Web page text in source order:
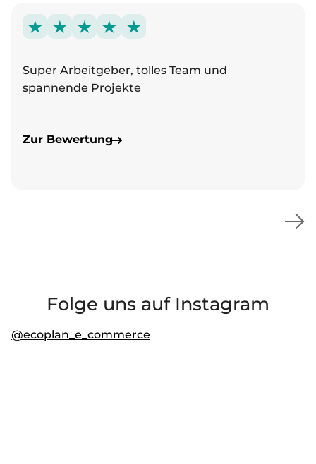
Super Arbeitgeber, tolles Team und
spannende Projekte
Zur Bewertung
Folge uns auf Instagram
@ecoplan_e_commerce